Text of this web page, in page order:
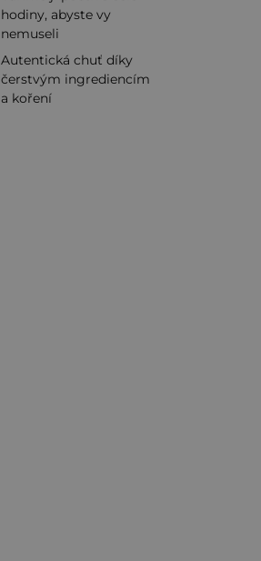
hodiny, abyste vy
nemuseli
Autentická chuť díky
čerstvým ingrediencím
a koření